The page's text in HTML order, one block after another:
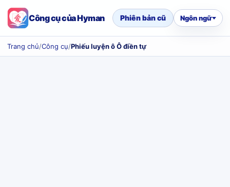
Công cụ của Hyman Phiên bản cũ Ngôn ngữ
Trang chủ/Công cụ/Phiếu luyện ô Ô điền tự